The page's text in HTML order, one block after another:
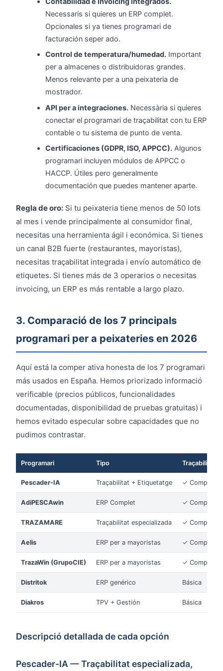
Necessaris si quieres un ERP complet.
Opcionales si ya tienes programari de
facturación seper ado.
Control de temperatura/humedad. Important
per a almacenes o distribuidoras grandes.
Menos relevante per a una peixateria de
mostrador.
API per a integraciones. Necessària si quieres
conectar el programari de traçabilitat con tu ERP
contable o tu sistema de punto de venta.
Certificaciones (GDPR, ISO, APPCC). Algunos
programari incluyen módulos de APPCC o
HACCP. Útiles pero generalmente
documentación que puedes mantener aparte.
Regla de oro: Si tu peixateria tiene menos de 50 lots
al mes i vende principalmente al consumidor final,
necesitas una herramienta ágil i económica. Si tienes
un canal B2B fuerte (restaurantes, mayoristas),
necesitas traçabilitat integrada i envío automático de
etiquetes. Si tienes más de 3 operarios o necesitas
invoicing, un ERP es más rentable a largo plazo.
3. Comparació de los 7 principals
programari per a peixateries en 2026
Aquí está la comper ativa honesta de los 7 programari
más usados en España. Hemos priorizado informació
verificable (precios públicos, funcionalidades
documentadas, disponibilidad de pruebas gratuitas) i
hemos evitado especular sobre capacidades que no
pudimos contrastar.
Programari Tipo Traçabilitat
Pescader-IA Traçabilitat + Etiquetatge ✓ Completa
AdiPESCAwin ERP Complet ✓ Completa
TRAZAMARE Traçabilitat especializada ✓ Completa
Aelis ERP per a mayoristas ✓ Completa
TrazaWin (GrupoCIE) ERP per a mayoristas ✓ Completa
Distritok ERP genérico Básica
Diakros TPV + Gestión Básica
Descripció detallada de cada opción
Pescader-IA — Traçabilitat especializada,